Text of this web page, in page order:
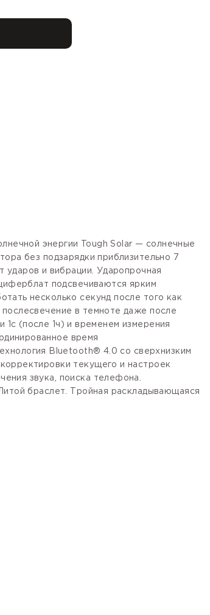
энергии Tough Solar — солнечные
без подзарядки приблизительно 7
ударов и вибрации. Ударопрочная
подсвечиваются ярким
несколько секунд после того как
в темноте даже после
1с (после 1ч) и временем измерения
время
Bluetooth® 4.0 со сверхнизким
текущего и настроек
звука, поиска телефона.
браслет. Тройная раскладывающаяся